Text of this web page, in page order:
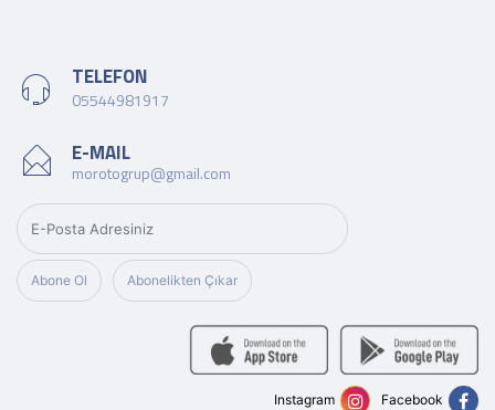
TELEFON
05544981917
E-MAIL
morotogrup@gmail.com
Abone Ol Abonelikten Çıkar
Facebook
Instagram